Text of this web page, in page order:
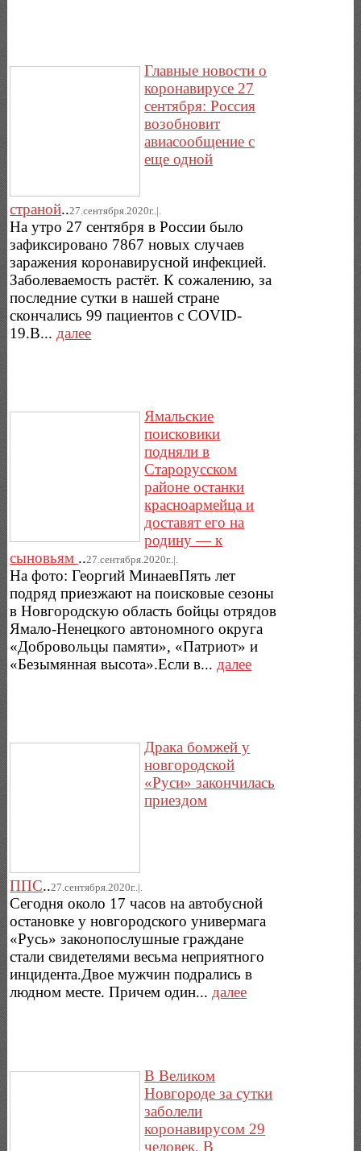
Главные новости о
коронавирусе 27
сентября: Россия
возобновит
авиасообщение с
еще одной
страной..27.сентября.2020г..|.
На утро 27 сентября в России было
зафиксировано 7867 новых случаев
заражения коронавирусной инфекцией.
Заболеваемость растёт. К сожалению, за
последние сутки в нашей стране
скончались 99 пациентов с COVID-
19.В... далее
Ямальские
поисковики
подняли в
Старорусском
районе останки
красноармейца и
доставят его на
родину — к
сыновьям ..27.сентября.2020г..|.
На фото: Георгий МинаевПять лет
подряд приезжают на поисковые сезоны
в Новгородскую область бойцы отрядов
Ямало-Ненецкого автономного округа
«Добровольцы памяти», «Патриот» и
«Безымянная высота».Если в... далее
Драка бомжей у
новгородской
«Руси» закончилась
приездом
ППС..27.сентября.2020г..|.
Сегодня около 17 часов на автобусной
остановке у новгородского универмага
«Русь» законопослушные граждане
стали свидетелями весьма неприятного
инцидента.Двое мужчин подрались в
людном месте. Причем один...далее
В Великом
Новгороде за сутки
заболели
коронавирусом 29
человек. В